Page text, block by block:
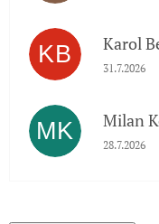
KB Karol
31.7.2026
MK Milan
28.7.2026